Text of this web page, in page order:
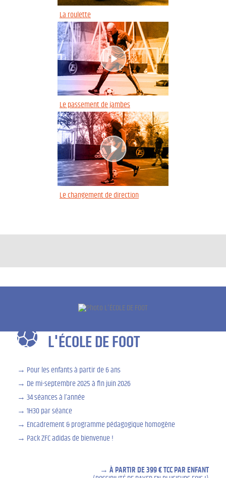
La roulette
Le passement de jambes
Le changement de direction
L'ÉCOLE DE FOOT
Pour les enfants à partir de 6 ans
De mi-septembre 2025 à fin juin 2026
34 séances à l’année
1H30 par séance
Encadrement & programme pédagogique homogène
Pack ZFC adidas de bienvenue !
À PARTIR DE 399 € TCC PAR ENFANT